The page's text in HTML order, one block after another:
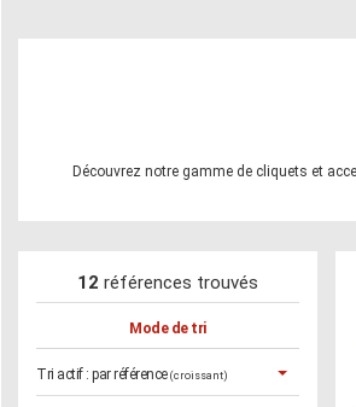
Découvrez notre gamme de cliquets et
12 références trouvés
Mode de tri
Tri actif : par référence (croissant)